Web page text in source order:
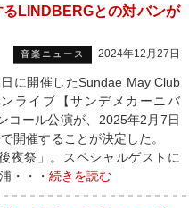
るLINDBERGとの対バンが
音楽ニュース 2024年12月27日
に開催したSundae May Club
ライブ【サンデメカーニバ
コール公演が、2025年2月7日
で開催することが決定した。
夜祭」。スペシャルゲストに
・・・ 続きを読む